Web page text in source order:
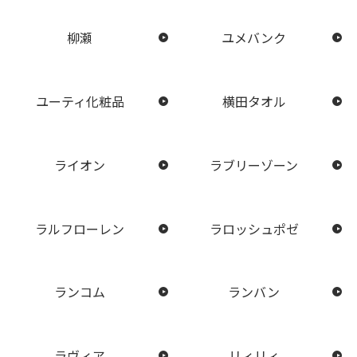
柳瀬 ユメバンク
ユーティ化粧品 横田タオル
ライオン ラブリーゾーン
ラルフローレン ラロッシュポゼ
ランコム ランバン